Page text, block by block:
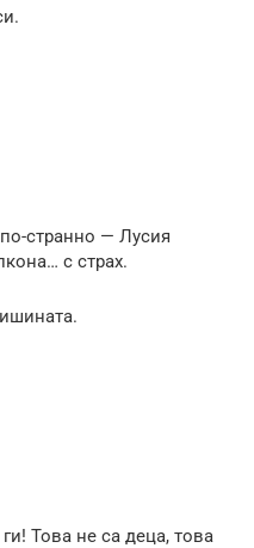
странно — Лусия
с страх.
Това не са деца, това